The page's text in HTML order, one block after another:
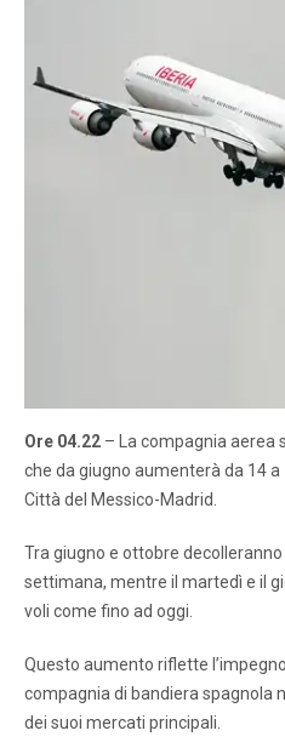
Ore 04.22 – La compagnia aerea
che da giugno aumenterà da 14
Città del Messico-Madrid.
Tra giugno e ottobre
settimana, mentre il martedì e il
voli come fino ad oggi.
Questo aumento riflette
compagnia di bandiera spagnola
dei suoi mercati principali.